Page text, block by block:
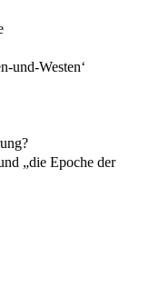
und-Westen‘
„die Epoche der